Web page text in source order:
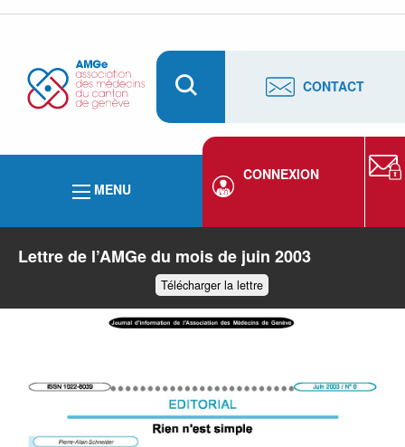
CONTACT
MENU
CONNEXION
Lettre de l’AMGe du mois de juin 2003
Télécharger la lettre